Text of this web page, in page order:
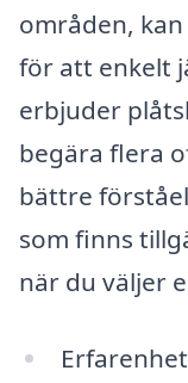
områden,
för att enkelt
erbjuder
begära flera
bättre
som finns
när du väljer